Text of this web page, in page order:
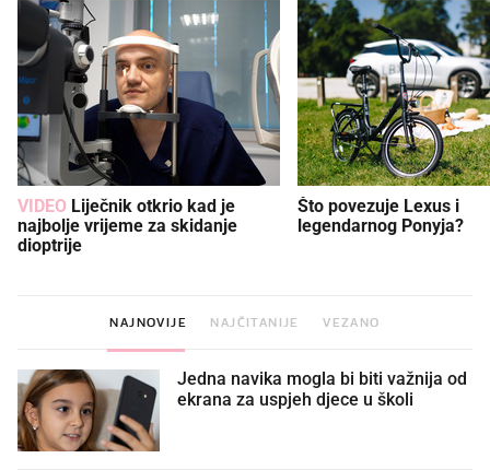
VIDEO
najbolje vrijeme za skidanje
dioptrije
Što povezuje Lexus i
legendarnog Ponyja?
NAJNOVIJE NAJČITANIJE VEZANO
Jedna navika mogla bi biti važnija od
ekrana za uspjeh djece u školi